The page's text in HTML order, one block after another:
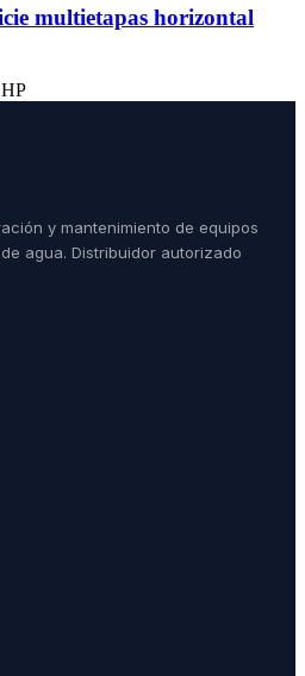
multietapas horizontal
y mantenimiento de equipos
agua. Distribuidor autorizado